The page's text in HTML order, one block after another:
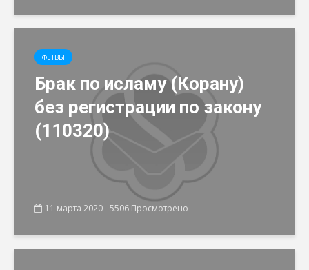
ФЕТВЫ
Брак по исламу (Корану)
без регистрации по закону
(110320)
11 марта 2020 5506 Просмотрено